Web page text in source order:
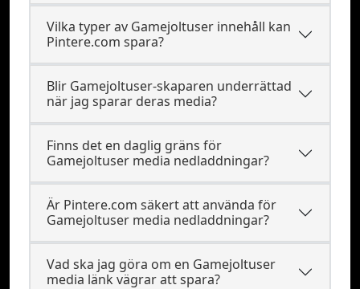
Vilka typer av Gamejoltuser innehåll kan
Pintere.com spara?
Blir Gamejoltuser-skaparen underrättad
när jag sparar deras media?
Finns det en daglig gräns för
Gamejoltuser media nedladdningar?
Är Pintere.com säkert att använda för
Gamejoltuser media nedladdningar?
Vad ska jag göra om en Gamejoltuser
media länk vägrar att spara?